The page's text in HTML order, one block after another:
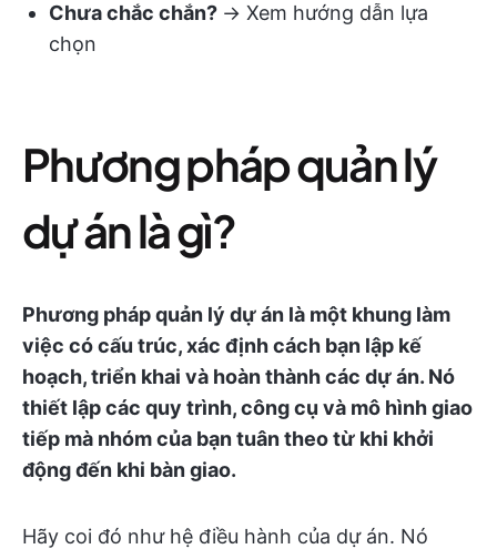
Chưa chắc chắn? → Xem hướng dẫn lựa
chọn
Phương pháp quản lý
dự án là gì?
Phương pháp quản lý dự án là một khung làm
việc có cấu trúc, xác định cách bạn lập kế
hoạch, triển khai và hoàn thành các dự án. Nó
thiết lập các quy trình, công cụ và mô hình giao
tiếp mà nhóm của bạn tuân theo từ khi khởi
động đến khi bàn giao.
Hãy coi đó như hệ điều hành của dự án. Nó